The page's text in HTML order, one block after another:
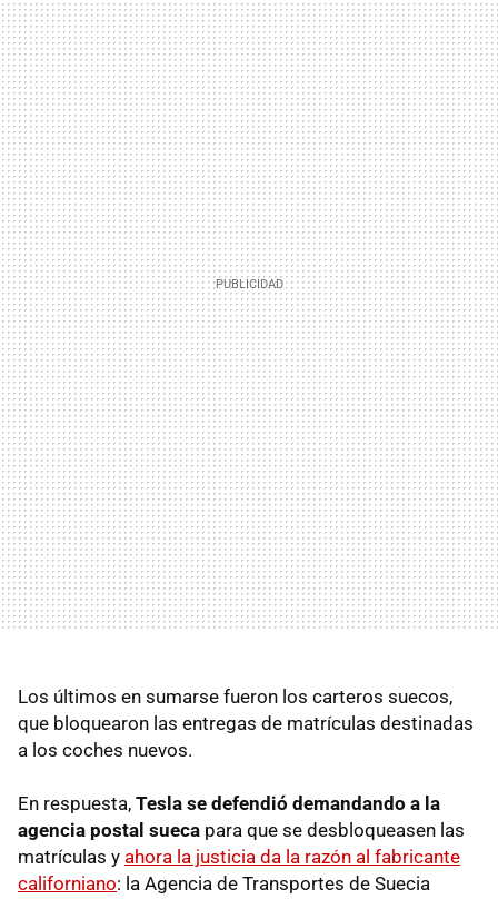
Los últimos en sumarse fueron los carteros suecos,
que bloquearon las entregas de matrículas destinadas
a los coches nuevos.
En respuesta, Tesla se defendió demandando a la
agencia postal sueca para que se desbloqueasen las
matrículas y ahora la justicia da la razón al fabricante
californiano: la Agencia de Transportes de Suecia